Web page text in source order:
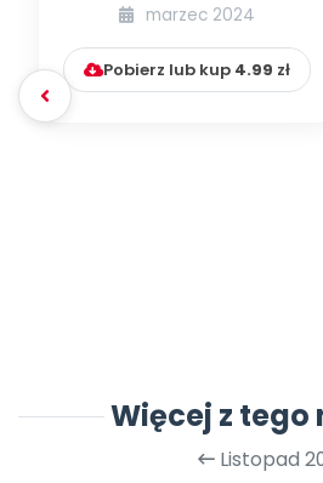
Wiosenny medal
marzec 2024
Pobierz lub kup 4.99 zł
Więcej z tego
Listopad